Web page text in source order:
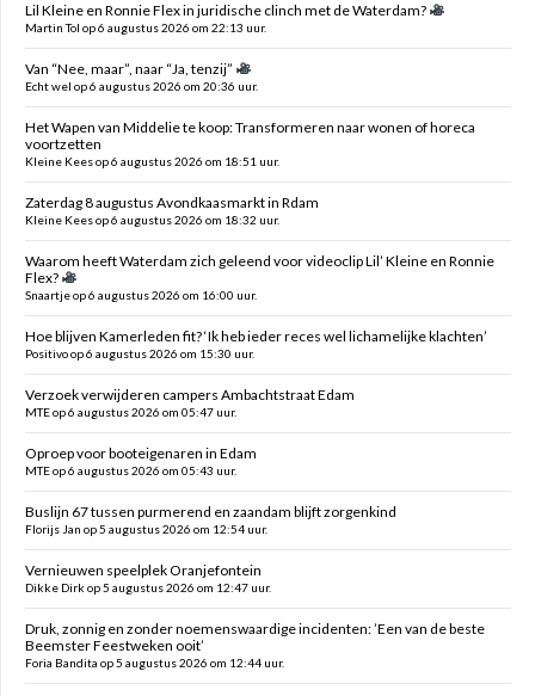
Lil Kleine en Ronnie Flex in juridische clinch met de Waterdam?
Martin Tol op 6 augustus 2026 om 22:13 uur.
Van “Nee, maar”, naar “Ja, tenzij”
Echt wel op 6 augustus 2026 om 20:36 uur.
Het Wapen van Middelie te koop: Transformeren naar wonen of horeca
voortzetten
Kleine Kees op 6 augustus 2026 om 18:51 uur.
Zaterdag 8 augustus Avondkaasmarkt in Rdam
Kleine Kees op 6 augustus 2026 om 18:32 uur.
Waarom heeft Waterdam zich geleend voor videoclip Lil’ Kleine en Ronnie
Flex?
Snaartje op 6 augustus 2026 om 16:00 uur.
Hoe blijven Kamerleden fit? ‘Ik heb ieder reces wel lichamelijke klachten’
Positivo op 6 augustus 2026 om 15:30 uur.
Verzoek verwijderen campers Ambachtstraat Edam
MTE op 6 augustus 2026 om 05:47 uur.
Oproep voor booteigenaren in Edam
MTE op 6 augustus 2026 om 05:43 uur.
Buslijn 67 tussen purmerend en zaandam blijft zorgenkind
Florijs Jan op 5 augustus 2026 om 12:54 uur.
Vernieuwen speelplek Oranjefontein
Dikke Dirk op 5 augustus 2026 om 12:47 uur.
Druk, zonnig en zonder noemenswaardige incidenten: ’Een van de beste
Beemster Feestweken ooit’
Foria Bandita op 5 augustus 2026 om 12:44 uur.